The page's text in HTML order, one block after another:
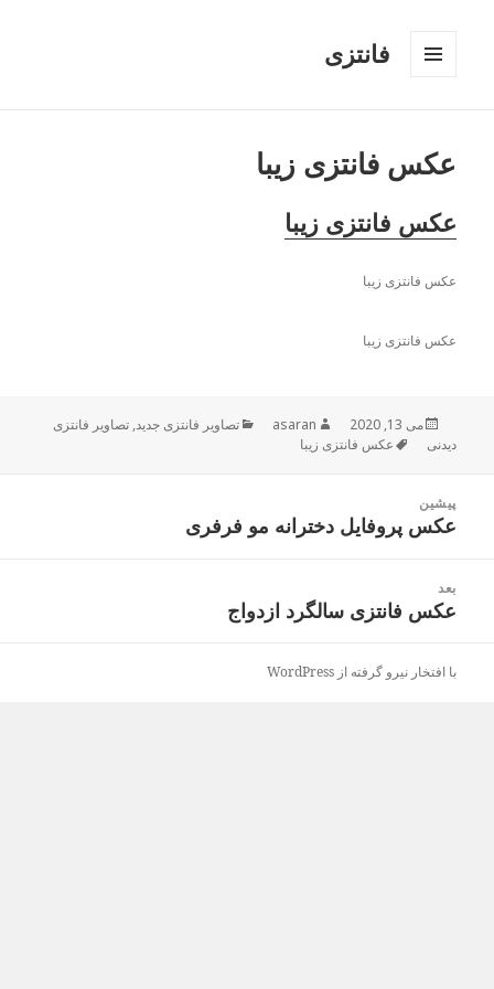
فانتزی
عکس فانتزی زیبا
عکس فانتزی زیبا
عکس فانتزی زیبا
عکس فانتزی زیبا
ارسال
شده
می 13, 2020 نویسنده
asaran دسته‌ها
تصاویر فانتزی جدید,تصاویر فانتزی
دیدنی
برچسب‌ها
عکس فانتزی زیبا
نوشته
پیشین
نوشته
عکس پروفایل دخترانه مو فرفری
بعد
نوشته
عکس فانتزی سالگرد ازدواج
با افتخار نیرو گرفته از WordPress